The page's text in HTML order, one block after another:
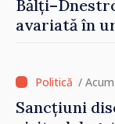
avariată în
/
Sancțiuni